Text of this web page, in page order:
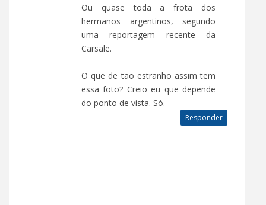
Ou quase toda a frota dos
hermanos argentinos, segundo
uma reportagem recente da
Carsale.
O que de tão estranho assim tem
essa foto? Creio eu que depende
do ponto de vista. Só.
Responder